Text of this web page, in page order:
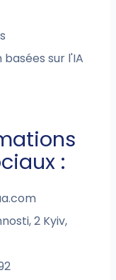
sur l'IA
:
2 Kyiv,